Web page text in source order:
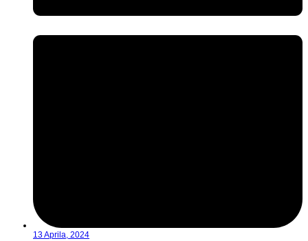
13 Aprila, 2024